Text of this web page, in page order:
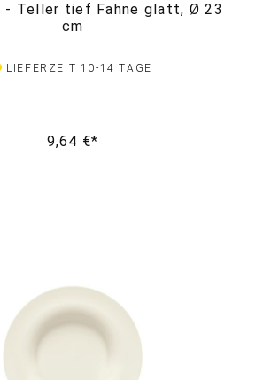
- Teller tief Fahne glatt, Ø 23
cm
LIEFERZEIT 10-14 TAGE
9,64 €*